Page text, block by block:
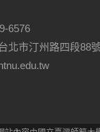
6576
北市汀州路四段88